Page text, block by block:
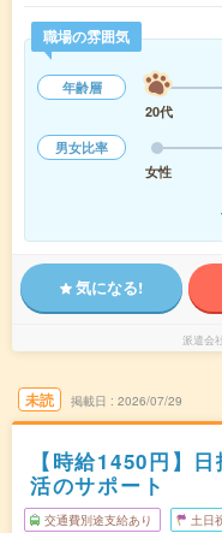
職場の雰囲気
年齢層
20代
男女比率
女性
気になる!
派遣会社
未読 掲載日 2026/07/29
【時給1450円】
活のサポート
交通費別途支給あり 土日